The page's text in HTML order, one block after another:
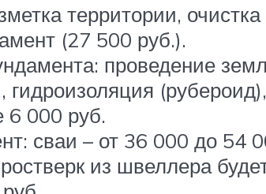
территории,
(27 500 руб.).
проведение
6 000 руб.
сваи – от 36 000 до 54
из швеллера